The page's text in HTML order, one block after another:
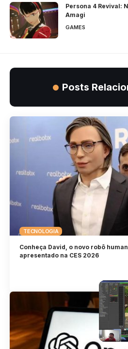
Persona 4 Revival:
Amagi
GAMES
Posts
TECNOLOGIA
Conheça David, o novo robô
apresentado na CES 2026